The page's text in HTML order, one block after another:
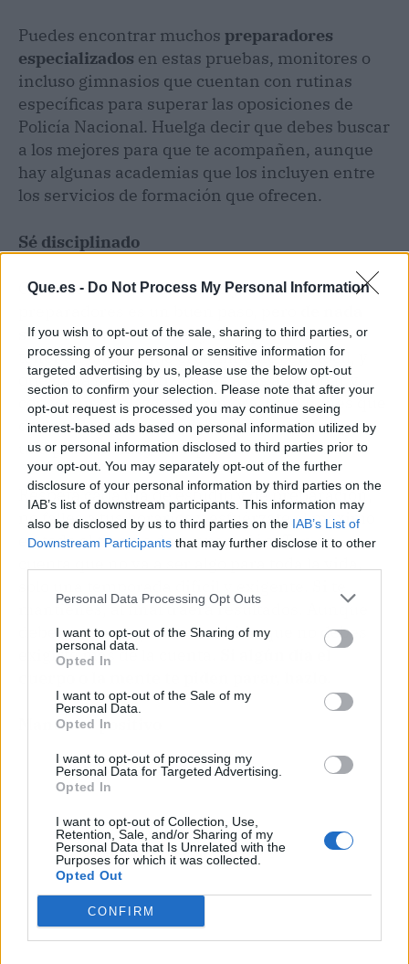
Que.es - Do Not Process My Personal Information
If you wish to opt-out of the sale, sharing to third parties, or
processing of your personal or sensitive information for
targeted advertising by us, please use the below opt-out
section to confirm your selection. Please note that after your
opt-out request is processed you may continue seeing
interest-based ads based on personal information utilized by
us or personal information disclosed to third parties prior to
your opt-out. You may separately opt-out of the further
disclosure of your personal information by third parties on the
IAB’s list of downstream participants. This information may
also be disclosed by us to third parties on the IAB’s List of
Downstream Participants that may further disclose it to other
Personal Data Processing Opt Outs
I want to opt-out of the Sharing of my
personal data.
Opted In
I want to opt-out of the Sale of my
Personal Data.
Opted In
I want to opt-out of processing my
Personal Data for Targeted Advertising.
Opted In
I want to opt-out of Collection, Use,
Retention, Sale, and/or Sharing of my
Personal Data that Is Unrelated with the
Purposes for which it was collected.
Opted Out
CONFIRM
Puedes encontrar muchos preparadores
especializados en estas pruebas, monitores o
incluso gimnasios que cuentan con rutinas
específicas para superar las oposiciones de
Policía Nacional. Huelga decir que debes buscar
a los mejores para que te acompañen, aunque
hay algunas academias que los incluyen entre
los servicios de formación que ofrecen.
Sé disciplinado
Contar con el mejor equipo y los mejores
sirve todo esto si no hay disciplina.Debes
tener en cuenta que el camino no será fácil, y
que nada te garantiza que vayas a aprobar y
conseguir tu plaza a la primera; pero tienes que
darlo todo, y para eso debes mantenerte como
una persona muy disciplinada.
Respeta cada día de estudio y de preparación,
no falles a tus horarios y esfuérzate al máximo
en todo el tiempo de preparación. Ten en
mantienes, al final traerá resultados. Aunque
debes tener muy claro también que no debes
exigirte más de la cuenta
. Si algún día el
Mantente positivo